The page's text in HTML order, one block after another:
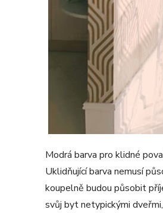
Modrá barva pro klidné
Uklidňující barva nemusí
koupelně budou působit
svůj byt netypickými